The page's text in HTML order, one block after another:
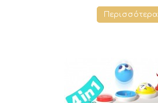
Περισσότερα